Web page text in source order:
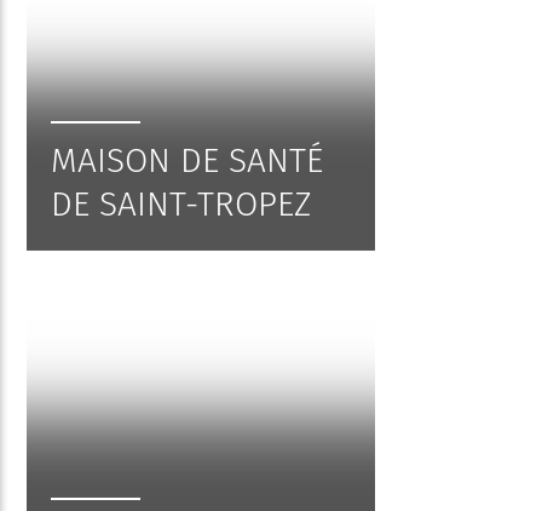
MAISON DE SANTÉ
DE SAINT-TROPEZ